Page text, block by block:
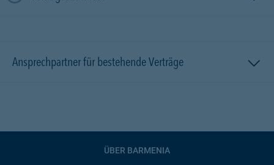
Ansprechpartner für bestehende Verträge
ÜBER BARMENIA